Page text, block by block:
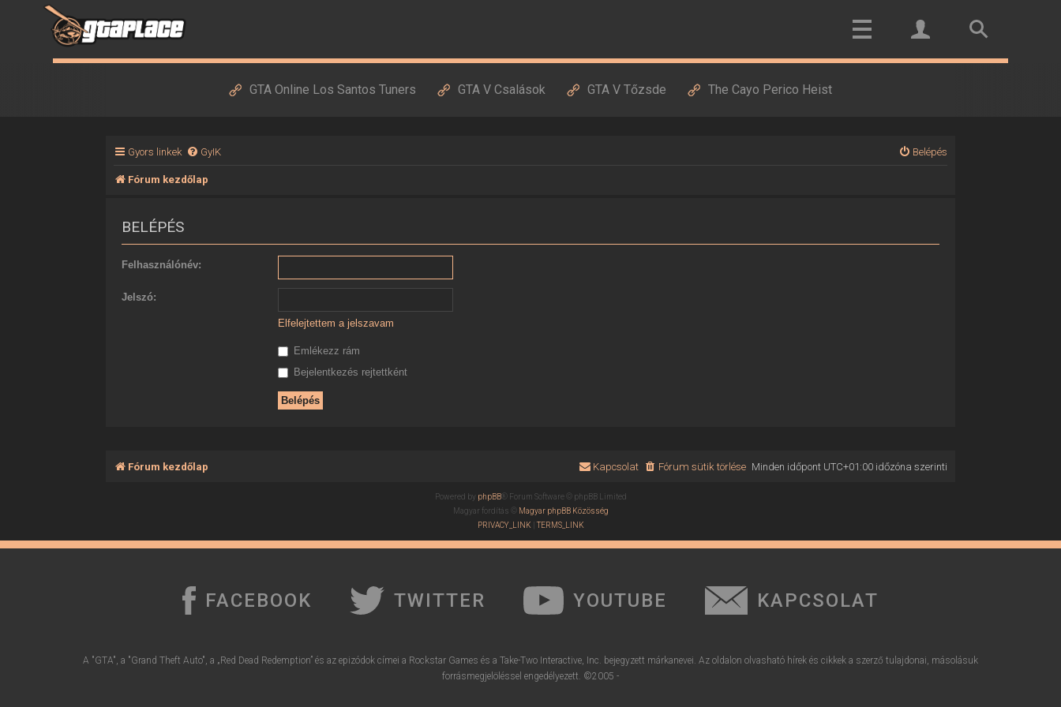
GTA Online Los Santos Tuners GTA V Csalások GTA V Tőzsde The Cayo Perico Heist
Gyors linkek GyIK Belépés
Fórum kezdőlap
BELÉPÉS
Felhasználónév:
Jelszó:
Elfelejtettem a jelszavam
Emlékezz rám
Bejelentkezés rejtettként
Fórum kezdőlap Minden időpont UTC+01:00időzóna szerinti
Fórum sütik törlése
Kapcsolat
Powered by phpBB® Forum Software © phpBB Limited
Magyar fordítás © Magyar phpBB Közösség
PRIVACY_LINK |TERMS_LINK
FACEBOOK TWITTER YOUTUBE KAPCSOLAT
A "GTA", a "Grand Theft Auto", a „Red Dead Redemption” és az epizódok címei a Rockstar Games és a Take-Two Interactive, Inc. bejegyzett márkanevei. Az oldalon olvasható hírek és cikkek a szerző tulajdonai, másolásuk
forrásmegjelöléssel engedélyezett. ©2005 -